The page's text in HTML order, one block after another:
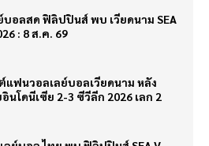
บอลสด ฟิลิปปินส์ พบ เวียดนาม SEA
: 8 ส.ค. 69
แฟนวอลเลย์บอลเวียดนาม หลัง
นโดนีเซีย 2-3 ซีวีลีก 2026 เลก 2